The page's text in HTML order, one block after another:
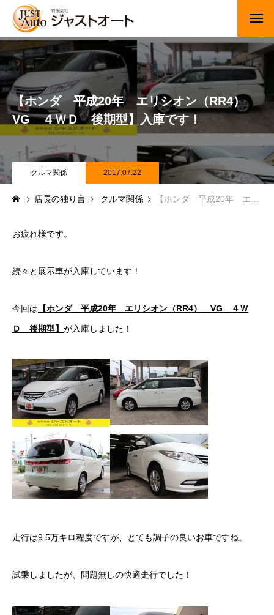
トップページ
新車
中古車・未使用車
Gooネット在庫情報
カーセンサー在庫情報
車検・定期点検
部品の取り付け
おすすめ
ボディコーティング・艶出し・磨き
部品の取り付け
オイル交換
ジャストオートのカーリース
【ホンダ 平成20年 エリシオン（RR4）
VG ４ＷＤ 後期型】入庫です！
クルマ関係 2017.07.22
店長の独り言 クルマ関係 【ホンダ 平成20年 エリシオン（RR4） VG ４ＷＤ 後期型】入庫です！
お疲れ様です。
続々と展示車が入庫しています！
今回は 【ホンダ 平成20年 エリシオン（RR4） VG ４Ｗ
Ｄ 後期型】 が入庫しました！
走行は9.5万キロ程度ですが、とても調子の良いお車ですね。
試乗しましたが、問題無しの快適走行でした！